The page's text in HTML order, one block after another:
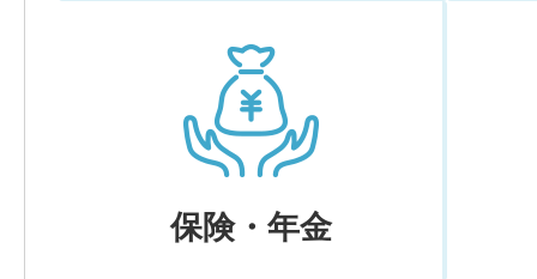
保険・年金